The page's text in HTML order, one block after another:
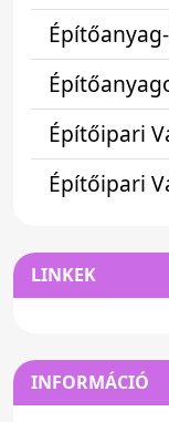
Építőipari
Építőipari
LINKEK
INFORMÁCIÓ